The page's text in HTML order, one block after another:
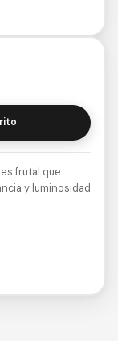
frutal que
y luminosidad